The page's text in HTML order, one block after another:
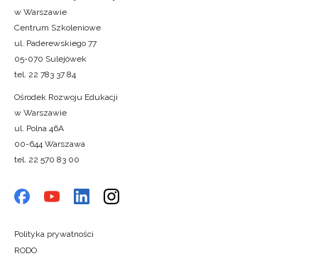
w Warszawie
Centrum Szkoleniowe
ul. Paderewskiego 77
05-070 Sulejówek
tel. 22 783 37 84
Ośrodek Rozwoju Edukacji
w Warszawie
ul. Polna 46A
00-644 Warszawa
tel. 22 570 83 00
Polityka prywatności
RODO